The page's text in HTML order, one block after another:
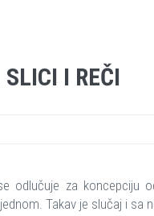
I REČI
odlučuje za koncepciju
Takav je slučaj i sa